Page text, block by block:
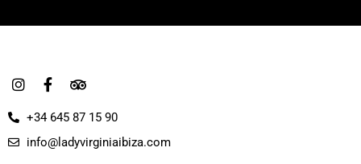
I
n
t
a
F
a
c
e
b
o
T
r
i
p
a
d
+34 645 87 15 90
info@ladyvirginiaibiza.com